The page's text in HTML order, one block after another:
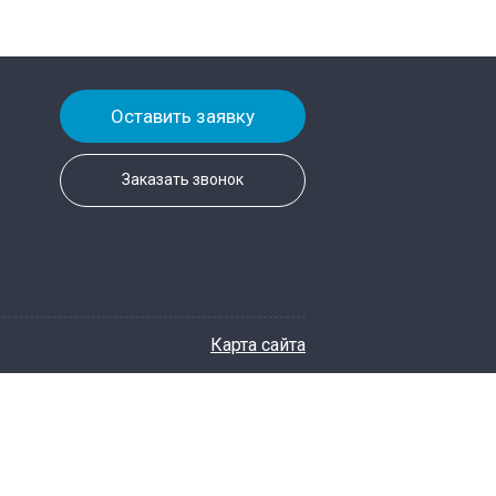
Оставить заявку
Заказать звонок
Карта сайта